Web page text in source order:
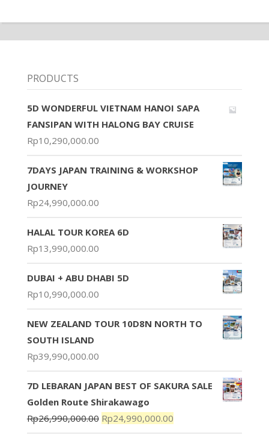
PRODUCTS
5D WONDERFUL VIETNAM HANOI SAPA
FANSIPAN WITH HALONG BAY CRUISE
Rp10,290,000.00
7DAYS JAPAN TRAINING & WORKSHOP
JOURNEY
Rp24,990,000.00
HALAL TOUR KOREA 6D
Rp13,990,000.00
DUBAI + ABU DHABI 5D
Rp10,990,000.00
NEW ZEALAND TOUR 10D8N NORTH TO
SOUTH ISLAND
Rp39,990,000.00
7D LEBARAN JAPAN BEST OF SAKURA SALE
Golden Route Shirakawago
Rp26,990,000.00 Rp24,990,000.00